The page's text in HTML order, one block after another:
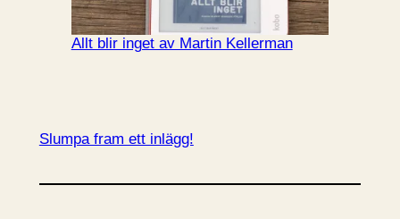
Allt blir inget av Martin Kellerman
Slumpa fram ett inlägg!